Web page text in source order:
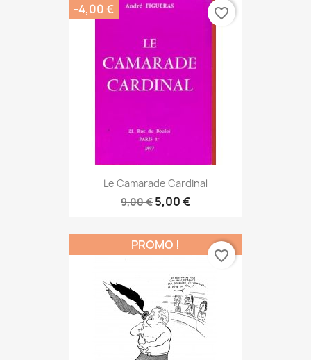
Le Camarade Cardinal
9,00 € 5,00 €
-4,00 € favorite_border
PROMO !
favorite_border